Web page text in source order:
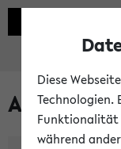
Alle
Diese
Technologien.
Funktionalität
während